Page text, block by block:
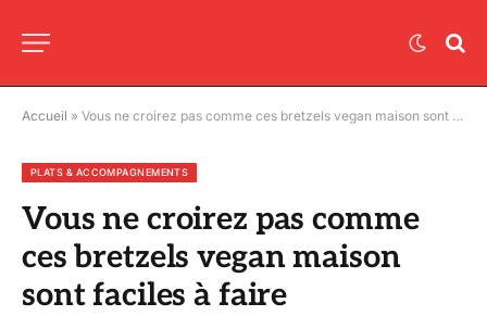
Accueil » Vous ne croirez pas comme ces bretzels vegan maison sont faciles à faire
PLATS & ACCOMPAGNEMENTS
Vous ne croirez pas comme
ces bretzels vegan maison
sont faciles à faire